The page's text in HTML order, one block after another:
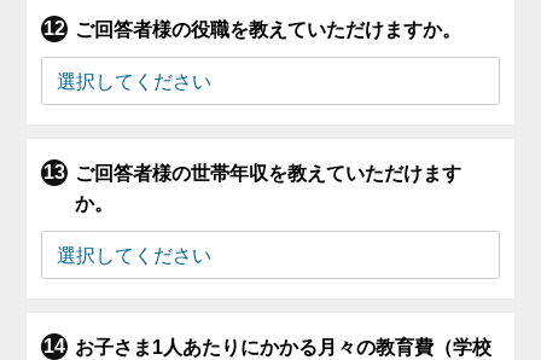
ご回答者様の役職を教えていただけますか。
ご回答者様の世帯年収を教えていただけます
か。
お子さま1人あたりにかかる月々の教育費（学校